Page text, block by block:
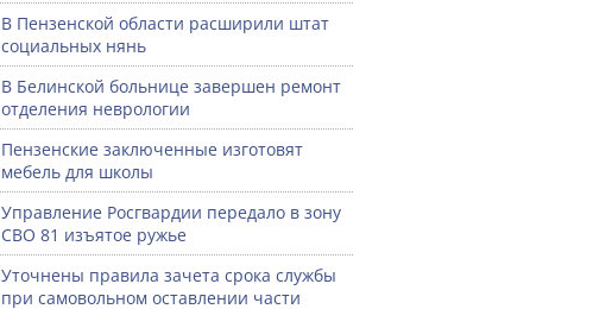
В Пензенской области расширили штат
социальных нянь
В Белинской больнице завершен ремонт
отделения неврологии
Пензенские заключенные изготовят
мебель для школы
Управление Росгвардии передало в зону
СВО 81 изъятое ружье
Уточнены правила зачета срока службы
при самовольном оставлении части